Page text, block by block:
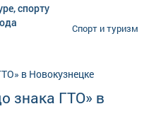
спорту
Спорт и туризм
знака ГТО» в